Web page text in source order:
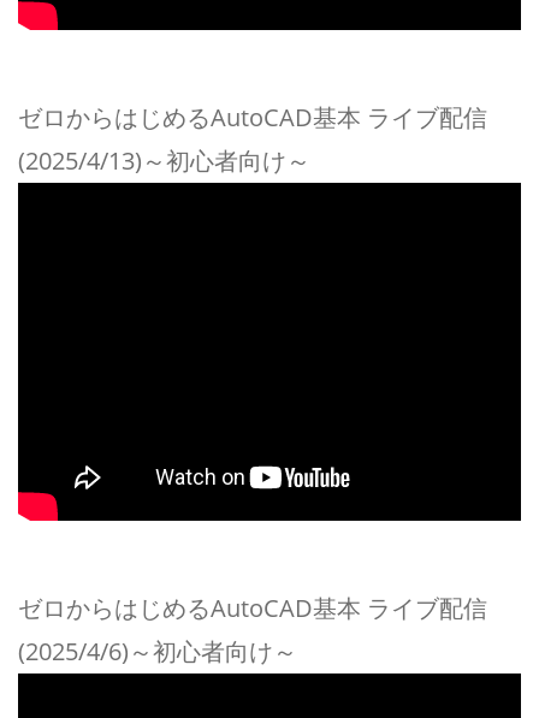
ゼロからはじめるAutoCAD基本 ライブ配信
(2025/4/13)～初心者向け～
ゼロからはじめるAutoCAD基本 ライブ配信
(2025/4/6)～初心者向け～